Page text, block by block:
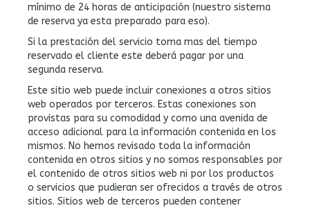
mínimo de 24 horas de anticipación (nuestro sistema
de reserva ya esta preparado para eso).
Si la prestación del servicio toma mas del tiempo
reservado el cliente este deberá pagar por una
segunda reserva.
Este sitio web puede incluir conexiones a otros sitios
web operados por terceros. Estas conexiones son
provistas para su comodidad y como una avenida de
acceso adicional para la información contenida en los
mismos. No hemos revisado toda la información
contenida en otros sitios y no somos responsables por
el contenido de otros sitios web ni por los productos
o servicios que pudieran ser ofrecidos a través de otros
sitios. Sitios web de terceros pueden contener